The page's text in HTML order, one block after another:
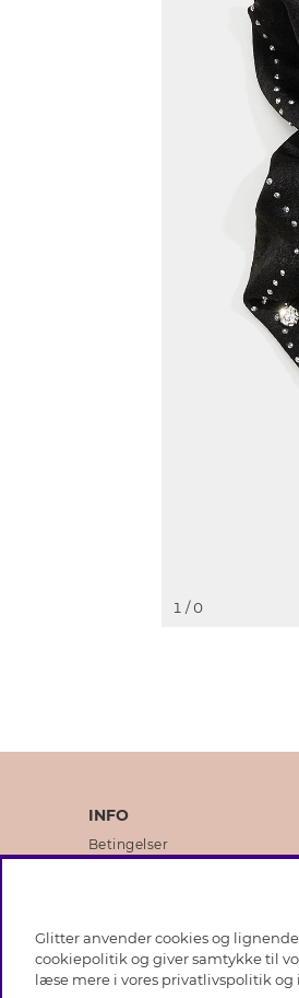
1 / 0
INFO
Betingelser
Medlemsbetingelser
Glitter anvender cookies og
cookiepolitik og giver samtykke til
læse mere i vores privatlivspolitik og